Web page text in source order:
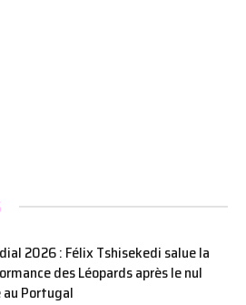
2026 : Félix Tshisekedi salue la
des Léopards après le nul
Portugal